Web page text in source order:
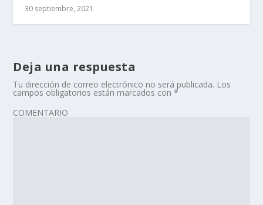
30 septiembre, 2021
Deja una respuesta
Tu dirección de correo electrónico no será publicada. Los
campos obligatorios están marcados con*
COMENTARIO